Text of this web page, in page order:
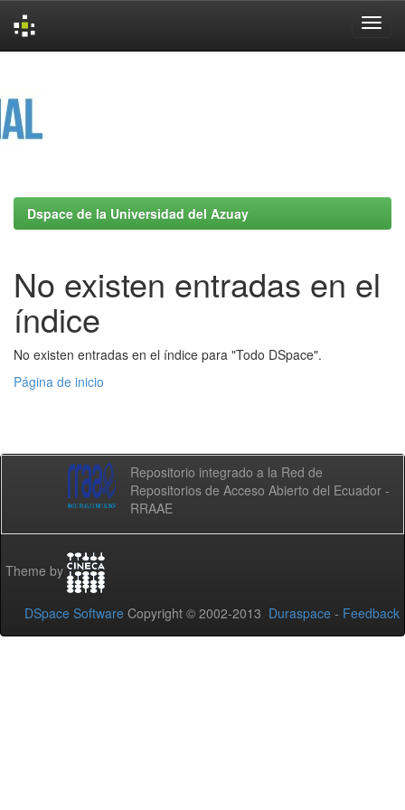
Dspace de la Universidad del Azuay
No existen entradas en el
índice
No existen entradas en el índice para "Todo DSpace".
Página de inicio
Repositorio integrado a la Red de
Repositorios de Acceso Abierto del Ecuador -
RRAAE
Theme by
DSpace Software Copyright © 2002-2013 Duraspace - Feedback